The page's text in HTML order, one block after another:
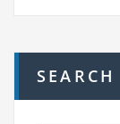
SEARCH